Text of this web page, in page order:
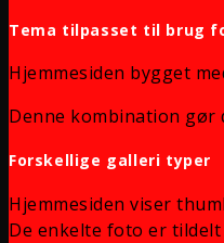
Tema tilpasset til brug
Hjemmesiden bygget
Denne kombination
Forskellige galleri typer
Hjemmesiden viser
De enkelte foto er